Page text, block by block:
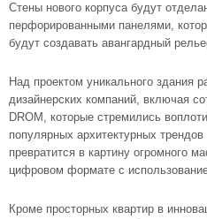
Стены нового корпуса будут
перфорированными панелями,
будут создавать авангардный
Над проектом уникального здания
дизайнерских компаний, включая
DROM, которые стремились
популярных архитектурных
превратится в картину огромного
цифровом формате с
Кроме просторных квартир в